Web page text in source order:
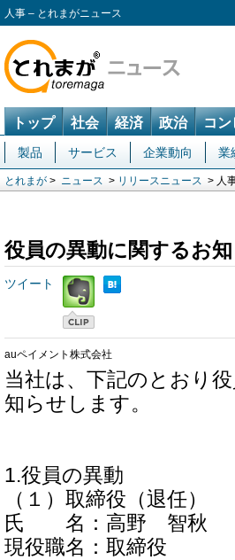
人事 – とれまがニュース
トップ 社会 経済 政治 コン
製品 サービス 企業動向 業
とれまが > ニュース > リリースニュース > 人
役員の異動に関するお
ツイート
auペイメント株式会社
当社は、下記のとおり
知らせします。
1.役員の異動
（１）取締役（退任）
氏 名：高野 智秋
現役職名：取締役